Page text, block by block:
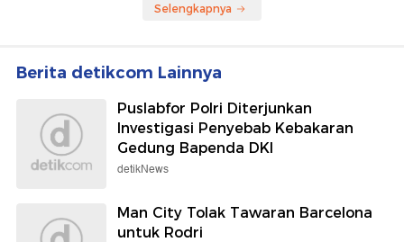
Selengkapnya
Berita detikcom Lainnya
Puslabfor Polri Diterjunkan
Investigasi Penyebab Kebakaran
Gedung Bapenda DKI
detikNews
Man City Tolak Tawaran Barcelona
untuk Rodri